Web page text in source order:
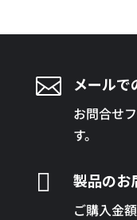
 メールで
お問合せ
す。
 製品のお
ご購入金